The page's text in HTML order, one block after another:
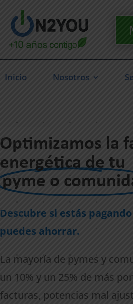
Inicio Nosotros
Optimizamos la
energética de tu
pyme o
Descubre si estás
puedes ahorrar.
La mayoría de pymes y
un 10% y un 25% de más
facturas, potencias mal